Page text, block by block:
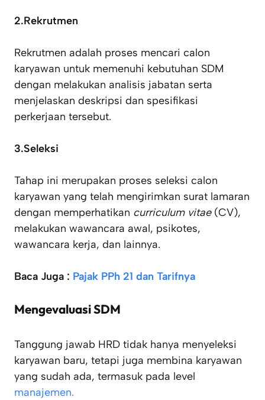
2.Rekrutmen
Rekrutmen adalah proses mencari calon
karyawan untuk memenuhi kebutuhan SDM
dengan melakukan analisis jabatan serta
menjelaskan deskripsi dan spesifikasi
perkerjaan tersebut.
3.Seleksi
Tahap ini merupakan proses seleksi calon
karyawan yang telah mengirimkan surat lamaran
dengan memperhatikan curriculum vitae (CV),
melakukan wawancara awal, psikotes,
wawancara kerja, dan lainnya.
Baca Juga : Pajak PPh 21 dan Tarifnya
Mengevaluasi SDM
Tanggung jawab HRD tidak hanya menyeleksi
karyawan baru, tetapi juga membina karyawan
yang sudah ada, termasuk pada level
manajemen.